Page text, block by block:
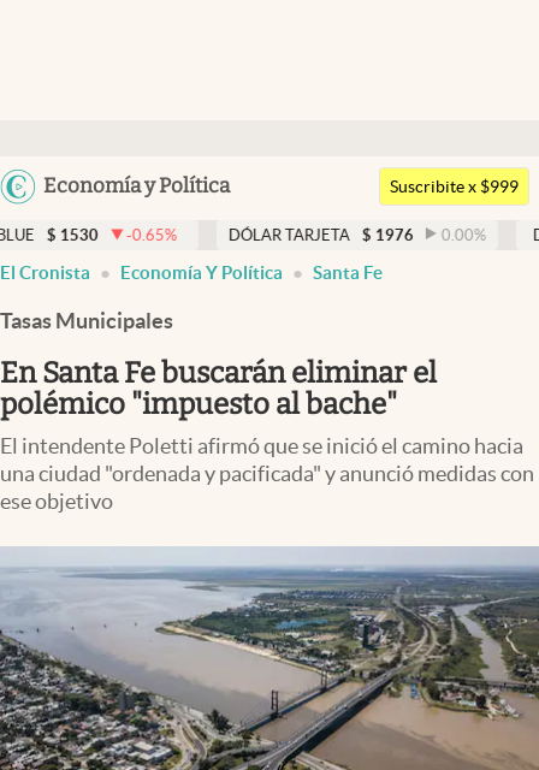
Argentina
Economía y Política
Members
Economía y Política
Finanzas y Mercados
Mercados Online
Negocios
Columnistas
Apertura
Infotechnology
Clima
Mundial 2026
Eventos Corporativos
Suscribite x $999
-0.65% DÓLAR TARJETA $ 1976 0.00 % DÓLAR MEP
El Cronista Economía Y Política Santa Fe
Tasas Municipales
En Santa Fe buscarán eliminar el
polémico "impuesto al bache"
El intendente Poletti afirmó que se inició el camino hacia
una ciudad "ordenada y pacificada" y anunció medidas con
ese objetivo